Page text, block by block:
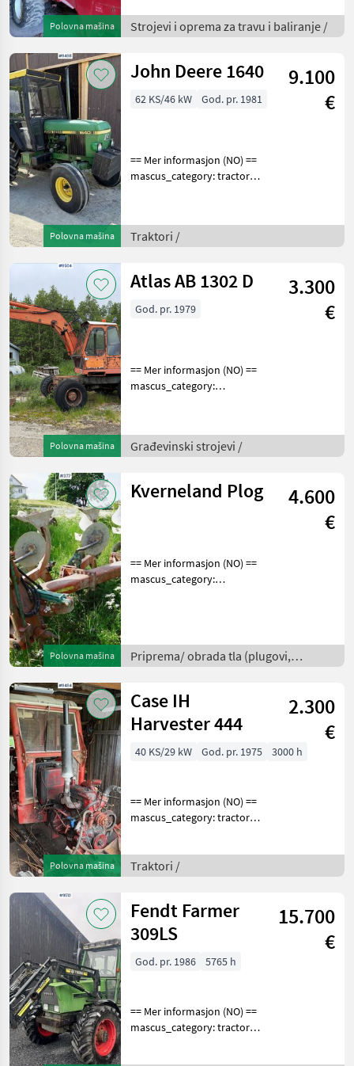
Polovna mašina
upon request: 9506 See
en.landbrukssalg.no/9506
Strojevi i oprema za travu i baliranje /
Polovna mašina
John Deere 1640
9.100
€
62 KS/46 kW God. pr. 1981
== Mer informasjon (NO) ==
mascus_category: tractors
See
en.landbrukssalg.no/9498
Specification
Traktori /
Polovna mašina
Atlas AB 1302 D
3.300
€
God. pr. 1979
== Mer informasjon (NO) ==
mascus_category:
request: 9504 See
en.landbrukssalg.no/9504
Građevinski strojevi /
Polovna mašina
Kverneland Plog
4.600
€
== Mer informasjon (NO) ==
mascus_category:
en.landbrukssalg.no/377
for more images Descrip
Priprema/ obrada tla (plugovi,
kultivatori, tanjurače i dr.) /
Polovna mašina
Case IH
Harvester 444
2.300
€
40 KS/29 kW God. pr. 1975 3000 h
== Mer informasjon (NO) ==
mascus_category: tractors
See
en.landbrukssalg.no/9484
Specification
Traktori /
Fendt Farmer
309LS
15.700
€
God. pr. 1986 5765 h
== Mer informasjon (NO) ==
mascus_category: tractors